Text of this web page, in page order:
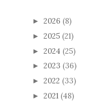
► 2026 (8)
► 2025 (21)
► 2024 (25)
► 2023 (36)
► 2022 (33)
► 2021 (48)